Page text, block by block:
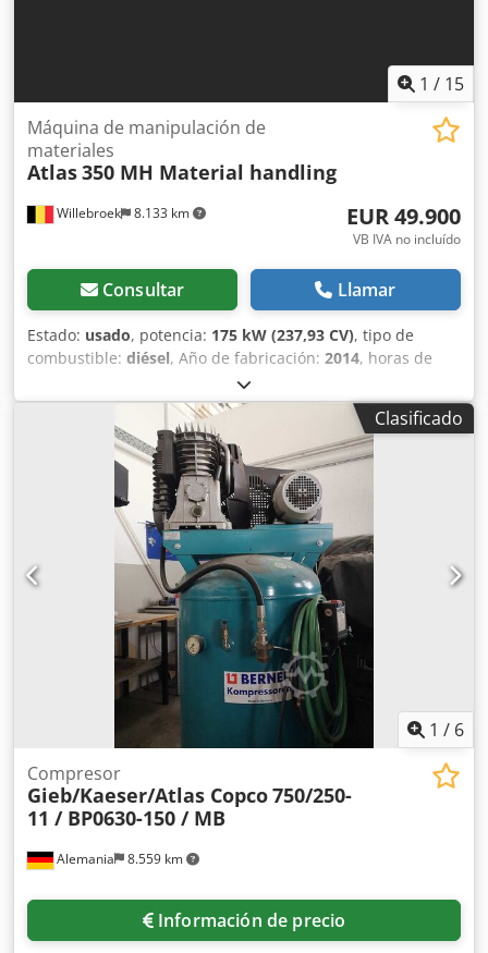
1 / 15
Willebroek 8.133 km
Máquina de manipulación de
materiales
Atlas350 MH Material handling
EUR 49.900
VB IVA no incluído
Consultar Llamar
Estado: usado, potencia: 175 kW (237,93 CV), tipo de
combustible: diésel, Año de fabricación: 2014, horas de
, Atlas 350 MH – Brazo largo – con
función de pinza, rotación e imán – Cabina hidráulica – 4
soportes – Peso total 33.500 kg – 11.094 horas de
funcionamiento – = Más información = Año de fabricación:
2014 Modelo: 2014 Uso previsto: Construcción Tracción:
Sobre ruedas Peso máximo autorizado: 33.500 kg Marcado
CE: sí Número de referencia: 51 = Información de la
empresa = Dkedpfx Aaeyuix Rjzor Nuestra ubicación se
encuentra entre Amberes y Bruselas, a lo largo de la
autopista A12, cerca del puerto de Amberes. Horario de
atención: de lunes a viernes, ininterrumpidamente, de
8:30 a 19:00.
Clasificado
1 / 6
Alemania 8.559 km
Compresor
Gieb/Kaeser/Atlas Copco750/250-
11 / BP0630-150 / MB
Información de precio